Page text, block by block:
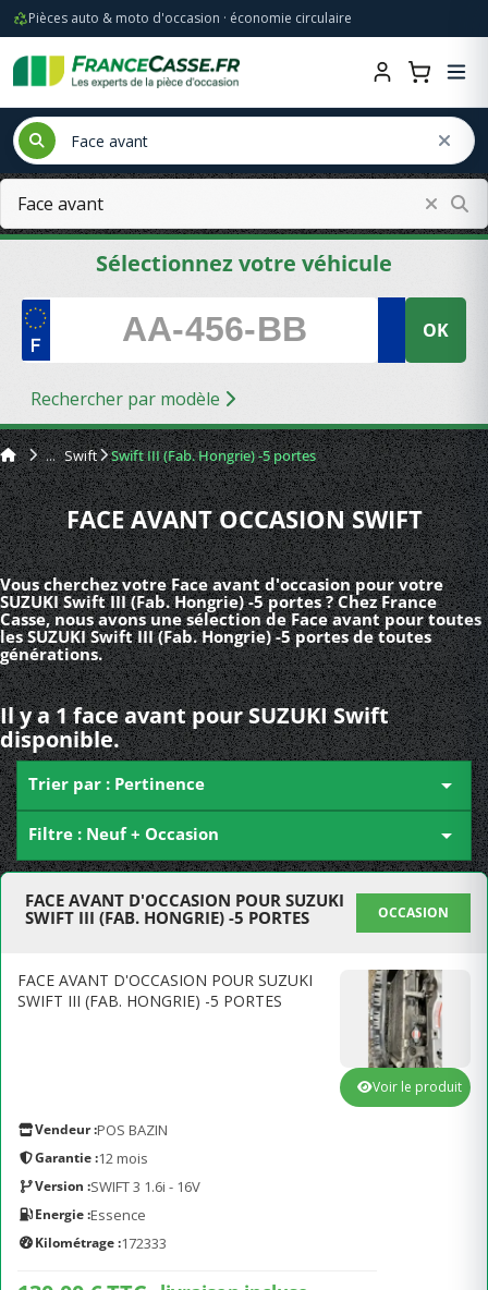
Pièces auto & moto d'occasion · économie circulaire
Sélectionnez votre véhicule
OK
Rechercher par modèle
Swift Swift III (Fab. Hongrie) -5 portes
FACE AVANT OCCASION SWIFT
Vous cherchez votre Face avant d'occasion pour votre
SUZUKI Swift III (Fab. Hongrie) -5 portes ? Chez France
Casse, nous avons une sélection de Face avant pour toutes
les SUZUKI Swift III (Fab. Hongrie) -5 portes de toutes
générations.
Il y a 1 face avant pour SUZUKI Swift
disponible.
Trier par : Pertinence 
Filtre : Neuf + Occasion 
FACE AVANT D'OCCASION POUR SUZUKI
SWIFT III (FAB. HONGRIE) -5 PORTES
OCCASION
FACE AVANT D'OCCASION POUR SUZUKI
SWIFT III (FAB. HONGRIE) -5 PORTES
Vendeur :POS BAZIN
Garantie :12 mois
Version :SWIFT 3 1.6i - 16V
Energie :Essence
Kilométrage :172333
Voir le produit